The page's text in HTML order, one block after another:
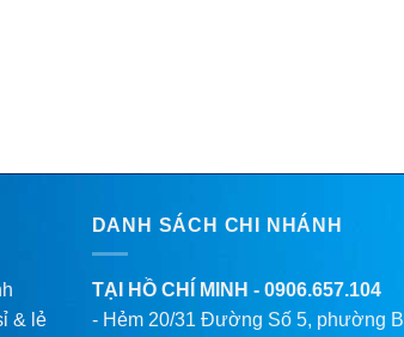
& lẻ
DANH SÁCH CHI NHÁNH
TẠI HỒ CHÍ MINH - 0906.657.104
- Hẻm 20/31 Đường Số 5, phường